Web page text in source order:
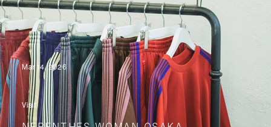
Mar 14, 2026
Visit